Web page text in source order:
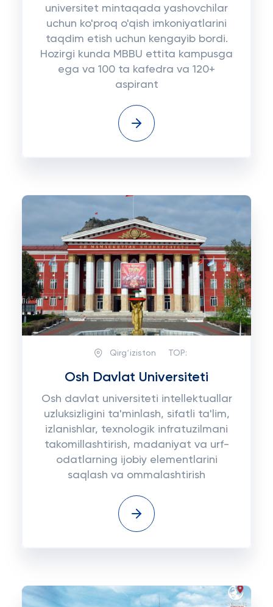
universitet mintaqada yashovchilar
uchun ko'proq o'qish imkoniyatlarini
taqdim etish uchun kengayib bordi.
Hozirgi kunda MBBU ettita kampusga
ega va 100 ta kafedra va 120+
aspirant
Qirgʻiziston TOP:
Osh Davlat Universiteti
Osh davlat universiteti intellektuallar
uzluksizligini ta'minlash, sifatli ta'lim,
izlanishlar, texnologik infratuzilmani
takomillashtirish, madaniyat va urf-
odatlarning ijobiy elementlarini
saqlash va ommalashtirish